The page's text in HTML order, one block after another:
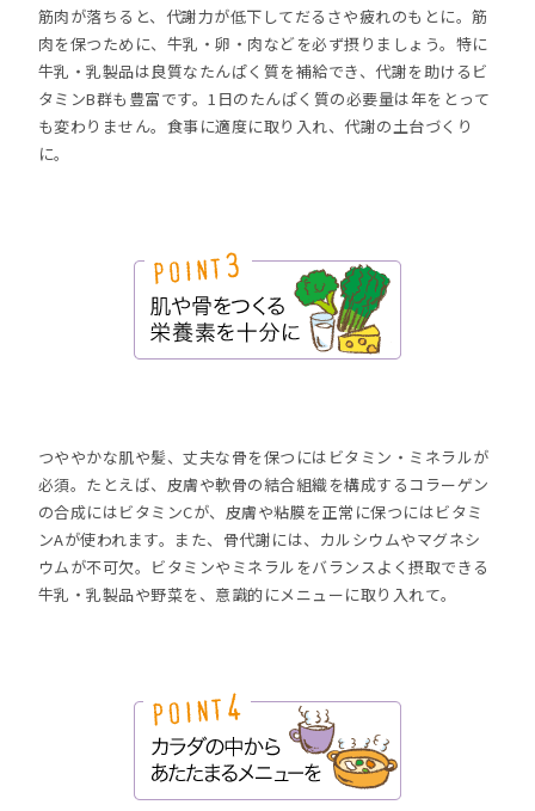
筋肉が落ちると、代謝力が低下してだるさや疲れのもとに。筋
肉を保つために、牛乳・卵・肉などを必ず摂りましょう。特に
牛乳・乳製品は良質なたんぱく質を補給でき、代謝を助けるビ
タミンB群も豊富です。1日のたんぱく質の必要量は年をとって
も変わりません。食事に適度に取り入れ、代謝の土台づくり
に。
つややかな肌や髪、丈夫な骨を保つにはビタミン・ミネラルが
必須。たとえば、皮膚や軟骨の結合組織を構成するコラーゲン
の合成にはビタミンCが、皮膚や粘膜を正常に保つにはビタミ
ンAが使われます。また、骨代謝には、カルシウムやマグネシ
ウムが不可欠。ビタミンやミネラルをバランスよく摂取できる
牛乳・乳製品や野菜を、意識的にメニューに取り入れて。